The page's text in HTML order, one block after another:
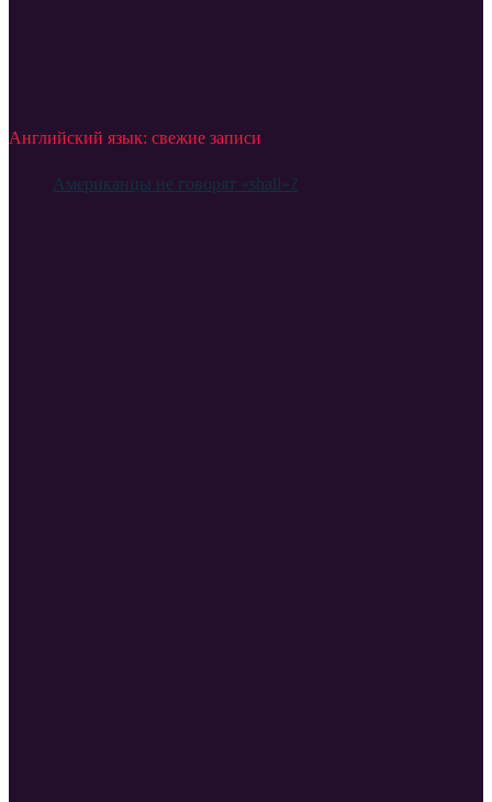
Английский язык: свежие записи
Американцы не говорят «shall»?